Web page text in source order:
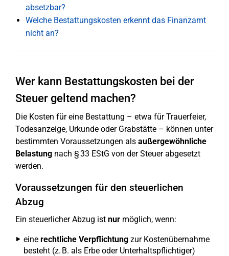
absetzbar?
Welche Bestattungskosten erkennt das Finanzamt
nicht an?
Wer kann Bestattungskosten bei der
Steuer geltend machen?
Die Kosten für eine Bestattung – etwa für Trauerfeier,
Todesanzeige, Urkunde oder Grabstätte – können unter
bestimmten Voraussetzungen als außergewöhnliche
Belastung nach § 33 EStG von der Steuer abgesetzt
werden.
Voraussetzungen für den steuerlichen
Abzug
Ein steuerlicher Abzug ist nur möglich, wenn:
eine rechtliche Verpflichtung zur Kostenübernahme
besteht (z. B. als Erbe oder Unterhaltspflichtiger)